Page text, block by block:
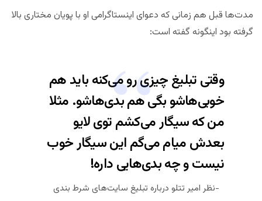
مدت‌ها قبل هم زمانی که دعوای اینستاگرامی او با پویان مختاری بالا
گرفته بود اینگونه گفته است:
وقتی تبلیغ چیزی رو می‌کنه باید هم
خوبی‌هاشو بگی هم بدی‌هاشو. مثلا
من که سیگار می‌کشم توی لایو
بعدش میام می‌گم این سیگار خوب
نیست و چه بدی‌هایی داره!
نظر امیر تتلو درباره تبلیغ سایت‌های شرط بندی